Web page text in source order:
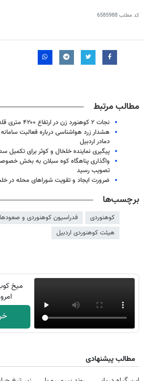
کد مطلب6585988
مطالب مرتبط
نجات ۲ کوهنورد زن در ارتفاع ۴۲۰۰ متری قله دماوند
هشدار زرد هواشناسی درباره فعالیت
دمادر اردبیل
پیگیری نماینده خلخال و کوثر برای تکمیل
تصویب رسید
ضرورت ایجاد و تقویت شوراهای محله در
برچسب‌ها
کوهنوردی
فدراسیون کوهنوردی و
هیئت کوهنوردی اردبیل
میخ
مطالب پیشنهادی